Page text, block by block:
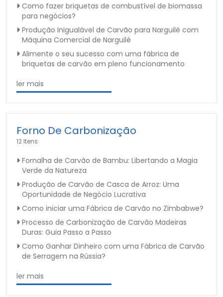
Como fazer briquetas de combustível de biomassa
para negócios?
Produção Inigualável de Carvão para Narguilé com
Máquina Comercial de Narguilé
Alimente o seu sucesso com uma fábrica de
briquetas de carvão em pleno funcionamento
ler mais
Forno De Carbonização
12 Itens
Fornalha de Carvão de Bambu: Libertando a Magia
Verde da Natureza
Produção de Carvão de Casca de Arroz: Uma
Oportunidade de Negócio Lucrativa
Como iniciar uma Fábrica de Carvão no Zimbabwe?
Processo de Carbonização de Carvão Madeiras
Duras: Guia Passo a Passo
Como Ganhar Dinheiro com uma Fábrica de Carvão
de Serragem na Rússia?
ler mais